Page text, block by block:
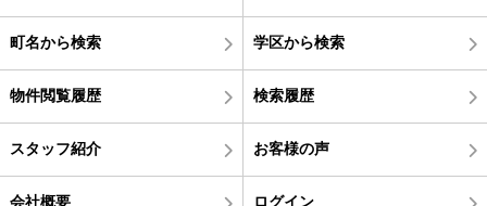
町名から検索 学区から検索
物件閲覧履歴 検索履歴
スタッフ紹介 お客様の声
会社概要 ログイン